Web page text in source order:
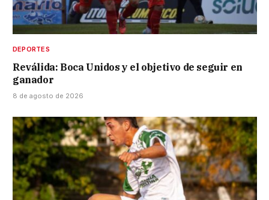
DEPORTES
Reválida: Boca Unidos y el objetivo de seguir en
ganador
8 de agosto de 2026